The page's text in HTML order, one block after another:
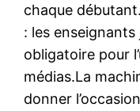
chaque
: les
obligatoire pour
médias.La
donner